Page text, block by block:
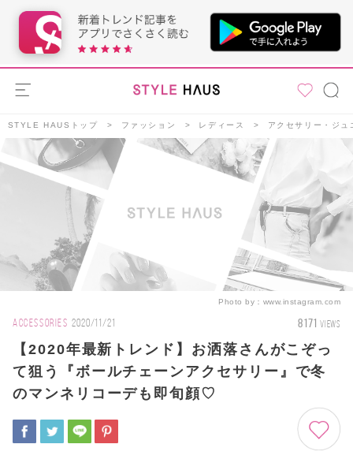
STYLE HAUSトップ ファッション レディース アクセサリー・ジュ
Photo by： www.instagram.com
ACCESSORIES 2020/11/21 8171 VIEWS
【2020年最新トレンド】お洒落さんがこぞっ
て狙う『ボールチェーンアクセサリー』で冬
のマンネリコーデも即旬顔♡